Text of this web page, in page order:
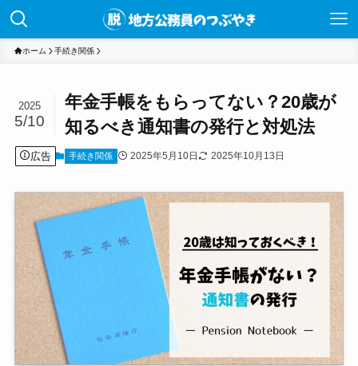
ホーム 手続き関係
年金手帳をもらってない？20歳が
知るべき通知書の発行と対処法
2025
5/10
広告 手続き関係 2025年5月10日 2025年10月13日